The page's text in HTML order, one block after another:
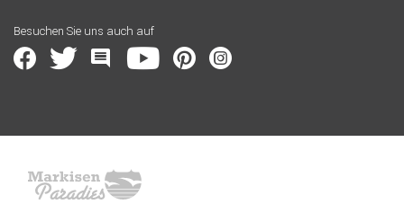
Besuchen Sie uns auch auf